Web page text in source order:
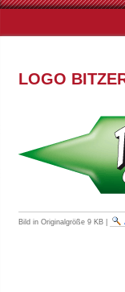
LOGO
Bild in Originalgröße 9 KB|